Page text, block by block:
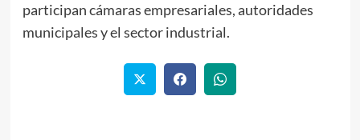
participan cámaras empresariales, autoridades
municipales y el sector industrial.